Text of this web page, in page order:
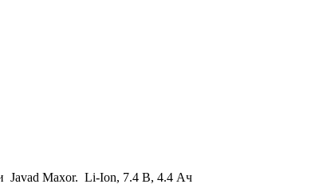
и Javad Maxor. Li-Ion, 7.4 В, 4.4 Ач